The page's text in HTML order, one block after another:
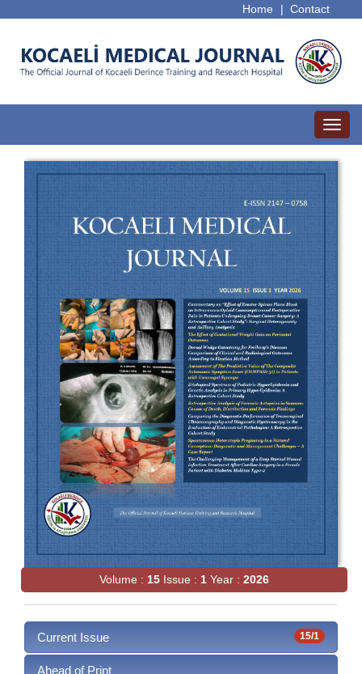
Contact
Home |
Volume : 15Issue : 1Year : 2026
15/1
Current Issue
Ahead of Print